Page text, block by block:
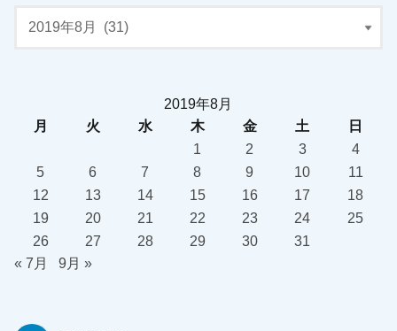
2019年8月
月
火 水 木 金 土
日
1
2 3
4
5
6 7 8 9 10
11
12
13 14 15 16 17
18
19
20 21 22 23 24
25
26
27 28 29 30
31
« 7月
9月 »